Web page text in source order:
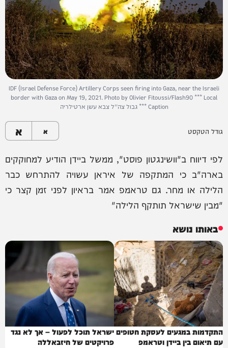
IDF (Israel Defense Force) Artillery Corps seen firing into Gaza, near the Israeli
border with Gaza on May 19, 2021. Photo by Olivier Fitoussi/Flash90 *** Local
Caption *** גבול צה''ל צבא עשן ארטילריה
גודל הטקסט א א
לפי דיווח ב"וושינגטון פוסט", ממשל ביידן הודיע ​​למחוקקים
בארה"ב כי המתקפה של איראן עשויה להתרחש כבר
הלילה או מחר. גם טראמפ אמר בראיון לפני זמן קצר כי
"מבין שישראל תותקף הלילה"
באותו נושא
התקדמות במגעים לעסקת חטופים
עם תיאום בין ביידן וטראמפ
ישראל תוכל לפעול – אך לא נגד
פרויקטים של חיזבאללה